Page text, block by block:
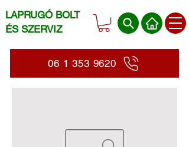
LAPRUGÓ BOLT
ÉS SZERVIZ
06 1 353 9620